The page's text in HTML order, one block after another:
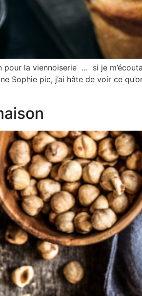
pour la viennoiserie … si je
Sophie pic, j’ai hâte de voir ce